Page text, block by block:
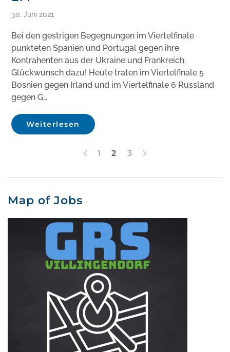
30. Juni 2021
Bei den gestrigen Begegnungen im Viertelfinale
punkteten Spanien und Portugal gegen ihre
Kontrahenten aus der Ukraine und Frankreich.
Glückwunsch dazu! Heute traten im Viertelfinale 5
Bosnien gegen Irland und im Viertelfinale 6 Russland
gegen G…
Weiterlesen
1 2 3
Map of Jobs